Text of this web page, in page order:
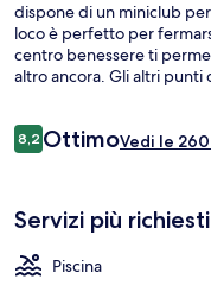
dispone di un miniclub
loco è perfetto per
centro benessere ti
altro ancora. Gli altri punti
degli ospiti lodano il
Recensioni
8,28,2 su 10
OttimoVedi le
Servizi più richiesti
Piscina